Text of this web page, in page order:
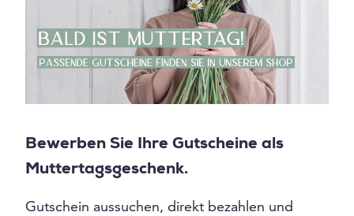
Bewerben Sie Ihre Gutscheine als
Muttertagsgeschenk.
Gutschein aussuchen, direkt bezahlen und